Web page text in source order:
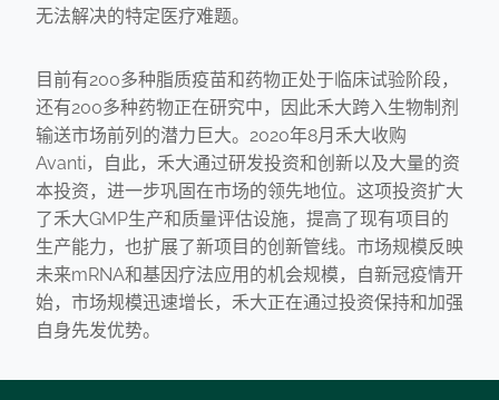
无法解决的特定医疗难题。
目前有200多种脂质疫苗和药物正处于临床试验阶段，
还有200多种药物正在研究中，因此禾大跨入生物制剂
输送市场前列的潜力巨大。2020年8月禾大收购
Avanti，自此，禾大通过研发投资和创新以及大量的资
本投资，进一步巩固在市场的领先地位。这项投资扩大
了禾大GMP生产和质量评估设施，提高了现有项目的
生产能力，也扩展了新项目的创新管线。市场规模反映
未来mRNA和基因疗法应用的机会规模，自新冠疫情开
始，市场规模迅速增长，禾大正在通过投资保持和加强
自身先发优势。